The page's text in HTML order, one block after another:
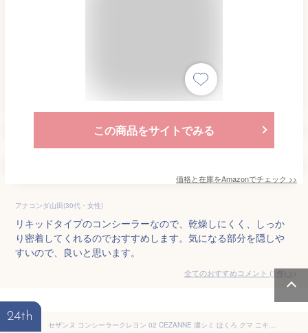
この商品をサイトでみる
価格と在庫をAmazonでチェック >>
アナコンダ山田(30代・女性)
リキッドタイプのコンシーラーなので、乾燥しにくく、しっか
り密着してくれるのでおすすめします。気になる部分を隠しや
すいので、良いと思います。
全てのおすすめコメント (1件) >
24th
セザンヌ コンシーラークレヨン 02 CEZANNE 濃シミ ほくろ クマ ニキビ跡 崩れにくい ウォータープルーフ 削り不要 4種類の保湿成分配合 美容 化粧品 メイクアッ